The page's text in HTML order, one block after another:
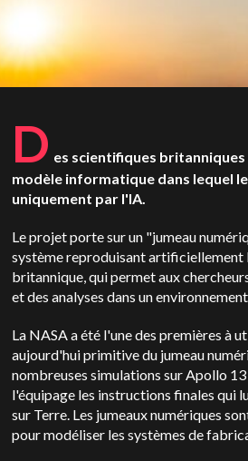
D es scientifiques
modèle informatique dans lequel
uniquement par l'IA.
Le projet porte sur un "jumeau
système reproduisant artificiellement
britannique, qui permet aux
et des analyses dans un
La NASA a été l'une des premières à
aujourd'hui primitive du jumeau
nombreuses simulations sur Apollo
l'équipage les instructions finales qui
sur Terre. Les jumeaux numériques
pour modéliser les systèmes de